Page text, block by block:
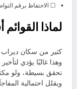
☐ الاحتفاظ برقم
لماذا
كثير من سكان ديراب
وهذا غالبًا يؤدي
تحقق بسيطة، ولو
ويقلل احتمالية